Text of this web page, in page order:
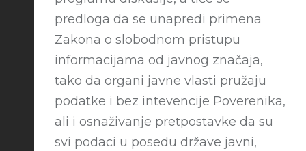
predloga da se unapredi primena
Zakona o slobodnom pristupu
informacijama od javnog značaja,
tako da organi javne vlasti pružaju
podatke i bez intevencije Poverenika,
ali i osnaživanje pretpostavke da su
svi podaci u posedu države javni,